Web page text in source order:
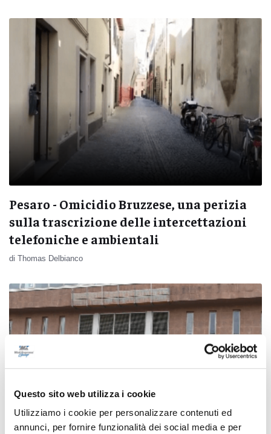
Questo sito web utilizza i cookie
Utilizziamo i cookie per personalizzare contenuti ed
annunci, per fornire funzionalità dei social media e per
Pesaro - Omicidio Bruzzese, una perizia
sulla trascrizione delle intercettazioni
telefoniche e ambientali
di Thomas Delbianco